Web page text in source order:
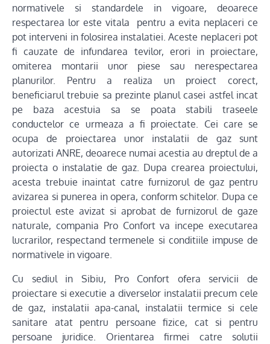
normativele si standardele in vigoare, deoarece
respectarea lor este vitala pentru a evita neplaceri ce
pot interveni in folosirea instalatiei. Aceste neplaceri pot
fi cauzate de infundarea tevilor, erori in proiectare,
omiterea montarii unor piese sau nerespectarea
planurilor. Pentru a realiza un proiect corect,
beneficiarul trebuie sa prezinte planul casei astfel incat
pe baza acestuia sa se poata stabili traseele
conductelor ce urmeaza a fi proiectate. Cei care se
ocupa de proiectarea unor instalatii de gaz sunt
autorizati ANRE, deoarece numai acestia au dreptul de a
proiecta o instalatie de gaz. Dupa crearea proiectului,
acesta trebuie inaintat catre furnizorul de gaz pentru
avizarea si punerea in opera, conform schitelor. Dupa ce
proiectul este avizat si aprobat de furnizorul de gaze
naturale, compania Pro Confort va incepe executarea
lucrarilor, respectand termenele si conditiile impuse de
normativele in vigoare.
Cu sediul in Sibiu, Pro Confort ofera servicii de
proiectare si executie a diverselor instalatii precum cele
de gaz, instalatii apa-canal, instalatii termice si cele
sanitare atat pentru persoane fizice, cat si pentru
persoane juridice. Orientarea firmei catre solutii